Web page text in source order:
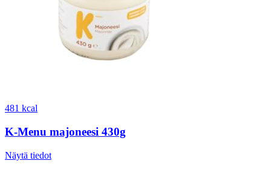
481 kcal
K-Menu majoneesi 430g
Näytä tiedot